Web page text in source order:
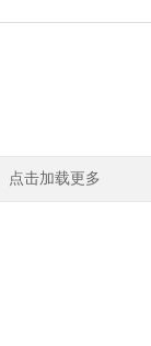
点击加载更多